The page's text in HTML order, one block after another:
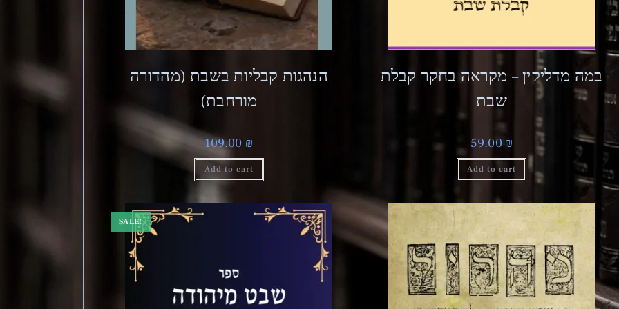
הנהגות קבליות בשבת (מהדורה
מורחבת)
109.00 ₪
Add to cart
במה מדליקין – מקראה בחקר קבלת
שבת
59.00 ₪
Add to cart
SALE!